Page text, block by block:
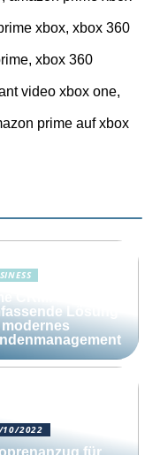
xbox, xbox 360
xbox 360
video xbox one,
prime auf xbox
CRM: Die
Lösung
10/2022